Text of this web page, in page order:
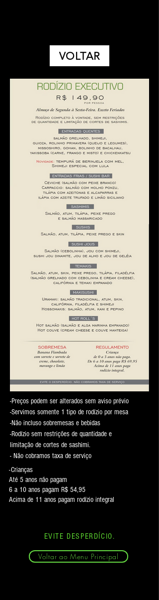
VOLTAR
REGULAMENTO
-Preços podem ser alterados sem aviso prévio
-Servimos somente 1 tipo de rodízio por mesa
-Não incluso sobremesas e bebidas
-Rodízio sem restrições de quantidade e
limitação de cortes de sashimi.
- Não cobramos taxa de serviço
-Crianças
Até 5 anos não pagam
6 a 10 anos pagam R$ 54,95
Acima de 11 anos pagam rodízio integral
EVITE DESPERDÍCIO.
Voltar ao Menu Principal